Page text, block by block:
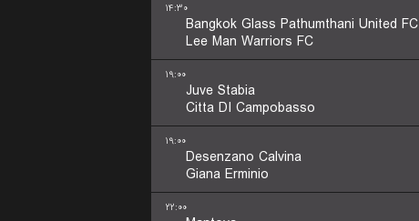
۱۴:۳۰
Bangkok Glass Pathumthani United FC
Lee Man Warriors FC
۱۹:۰۰
Juve Stabia
Citta DI Campobasso
۱۹:۰۰
Desenzano Calvina
Giana Erminio
۲۲:۰۰